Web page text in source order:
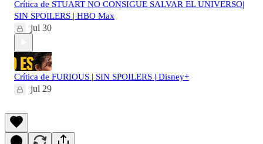
Crítica de STUART NO CONSIGUE SALVAR EL UNIVERSO|
SIN SPOILERS | HBO Max
jul 30
Crítica de FURIOUS | SIN SPOILERS | Disney+
jul 29